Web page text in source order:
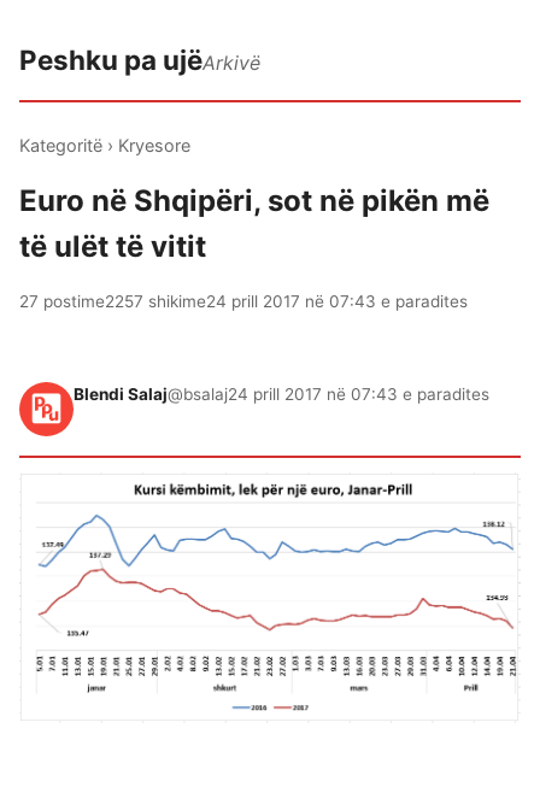
Peshku pa ujëArkivë
Kategoritë › Kryesore
Euro në Shqipëri, sot në pikën më
të ulët të vitit
27 postime2257 shikime24 prill 2017 në 07:43 e paradites
Blendi Salaj@bsalaj24 prill 2017 në 07:43 e paradites